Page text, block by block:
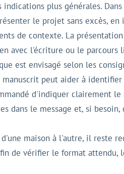
plus générales.
le projet sans excès,
de contexte. La
avec l'écriture ou le parcours
est envisagé selon les
peut aider à
d'indiquer clairement
dans le message et, si
maison à l'autre, il reste
de vérifier le format attendu,